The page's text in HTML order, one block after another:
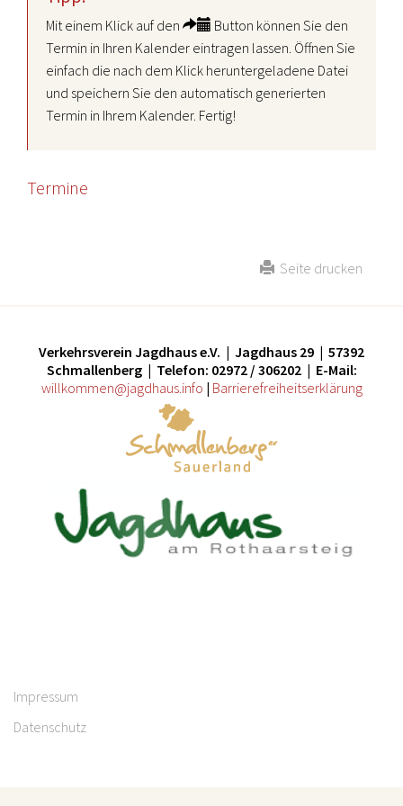
Mit einem Klick auf den
Button können Sie den
Termin in Ihren Kalender eintragen lassen. Öffnen Sie
einfach die nach dem Klick heruntergeladene Datei
und speichern Sie den automatisch generierten
Termin in Ihrem Kalender. Fertig!
Termine
Seite drucken
Verkehrsverein Jagdhaus e.V. | Jagdhaus 29 | 57392
Schmallenberg | Telefon: 02972 / 306202 | E-Mail:
willkommen@jagdhaus.info | Barrierefreiheitserklärung
Impressum
Datenschutz